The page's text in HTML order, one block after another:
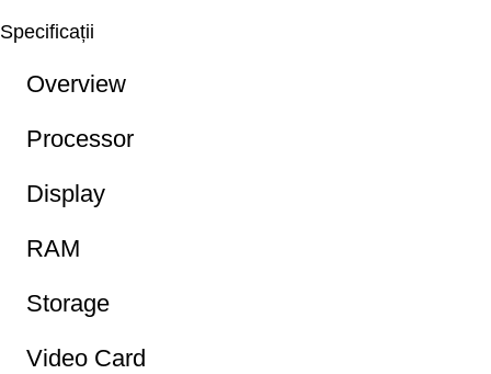
Specificații
Overview
Processor
Display
RAM
Storage
Video Card